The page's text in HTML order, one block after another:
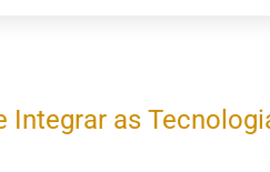
Integrar as